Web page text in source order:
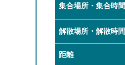
集合場所・集合時間
解散場所・解散時間
距離